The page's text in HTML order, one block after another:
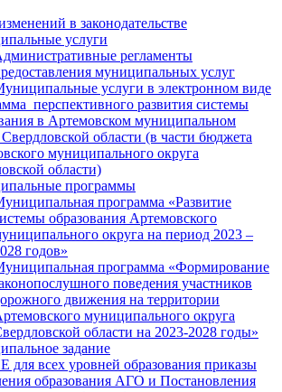
в законодательстве
услуги
регламенты
муниципальных услуг
услуги в электронном виде
перспективного развития системы
в Артемовском муниципальном
области (в части бюджета
муниципального округа
области)
программы
программа «Развитие
образования Артемовского
округа на период 2023 –
годов»
программа «Формирование
поведения участников
движения на территории
муниципального округа
области на 2023-2028 годы»
задание
всех уровней образования приказы
образования АГО и Постановления